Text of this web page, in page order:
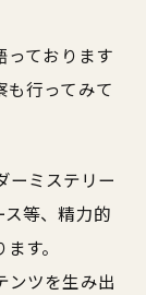
っております
も行ってみて
ーミステリー
等、精力的
す。
ンツを生み出